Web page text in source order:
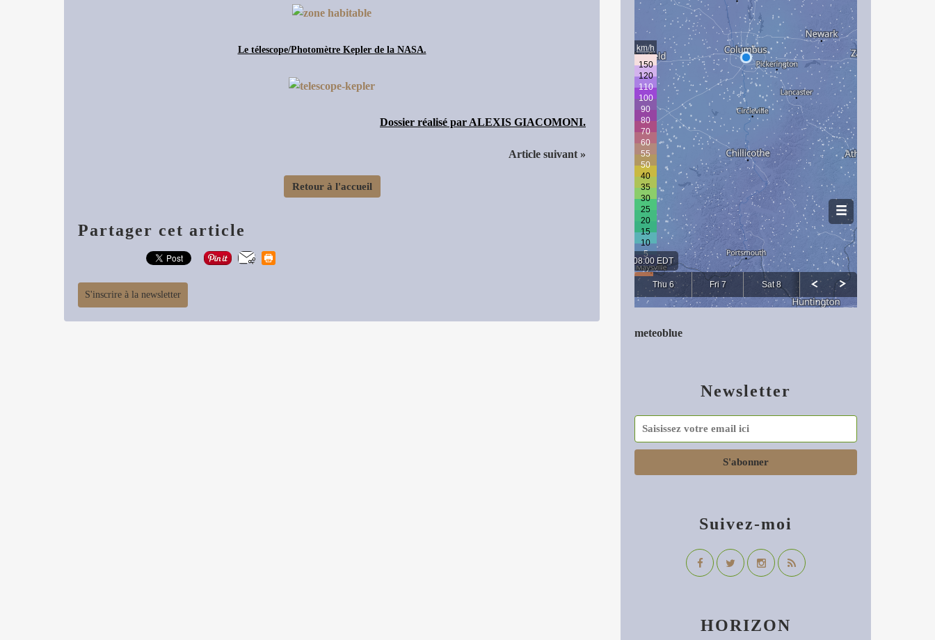
Le télescope/Photomètre Kepler de la NASA.
Dossier réalisé par ALEXIS GIACOMONI.
Article suivant »
Retour à l'accueil
Partager cet article
S'inscrire à la newsletter
Newsletter
HORIZON
Suivez-moi
meteoblue